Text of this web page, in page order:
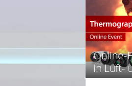
e
a
c
t
S
e
r
E
M
E
A
R
e
g
p
e
r
s
p
e
c
t
r
Online-
in Luft-